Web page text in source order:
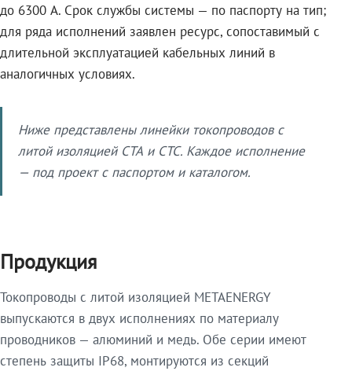
до 6300 А. Срок службы системы — по паспорту на тип;
для ряда исполнений заявлен ресурс, сопоставимый с
длительной эксплуатацией кабельных линий в
аналогичных условиях.
Ниже представлены линейки токопроводов с
литой изоляцией СТА и СТС. Каждое исполнение
— под проект с паспортом и каталогом.
Продукция
Токопроводы с литой изоляцией METAENERGY
выпускаются в двух исполнениях по материалу
проводников — алюминий и медь. Обе серии имеют
степень защиты IP68, монтируются из секций